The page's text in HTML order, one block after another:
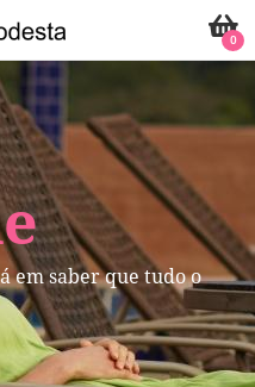
em saber que tudo o
0